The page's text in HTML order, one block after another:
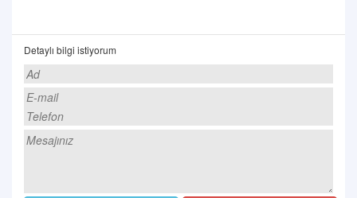
Detaylı bilgi istiyorum